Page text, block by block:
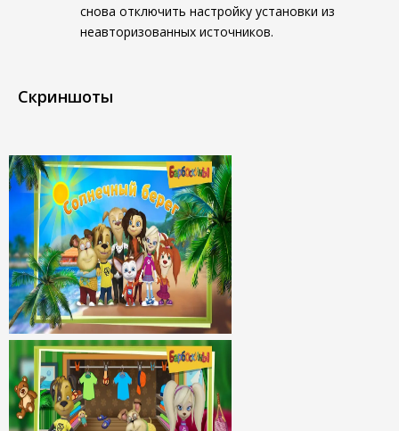
снова отключить настройку установки из
неавторизованных источников.
Скриншоты